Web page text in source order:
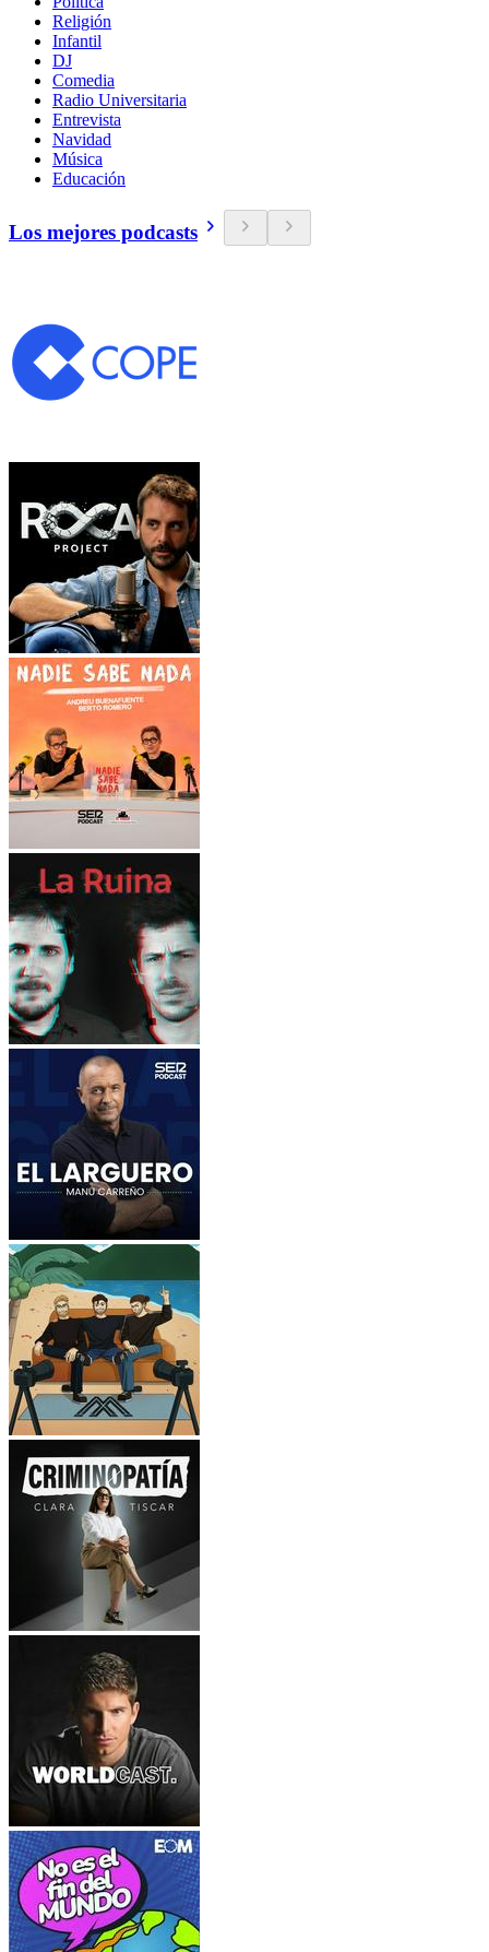
Religión
Infantil
DJ
Comedia
Radio Universitaria
Entrevista
Navidad
Música
Educación
Los mejores podcasts